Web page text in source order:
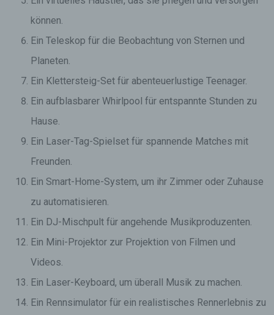
können.
Ein Teleskop für die Beobachtung von Sternen und
Planeten.
Ein Klettersteig-Set für abenteuerlustige Teenager.
Ein aufblasbarer Whirlpool für entspannte Stunden zu
Hause.
Ein Laser-Tag-Spielset für spannende Matches mit
Freunden.
Ein Smart-Home-System, um ihr Zimmer oder Zuhause
zu automatisieren.
Ein DJ-Mischpult für angehende Musikproduzenten.
Ein Mini-Projektor zur Projektion von Filmen und
Videos.
Ein Laser-Keyboard, um überall Musik zu machen.
Ein Rennsimulator für ein realistisches Rennerlebnis zu